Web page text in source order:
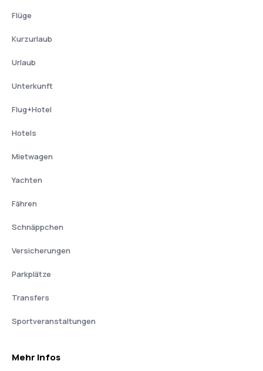
Flüge
Kurzurlaub
Urlaub
Unterkunft
Flug+Hotel
Hotels
Mietwagen
Yachten
Fähren
Schnäppchen
Versicherungen
Parkplätze
Transfers
Sportveranstaltungen
Mehr Infos